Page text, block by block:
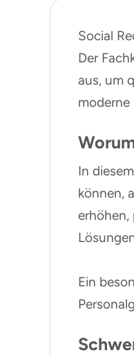
Social
Der
aus, um
moderne
In
können,
erhöhen,
Ein